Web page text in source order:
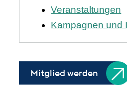
Veranstaltungen
Kampagnen und
Mitglied werden